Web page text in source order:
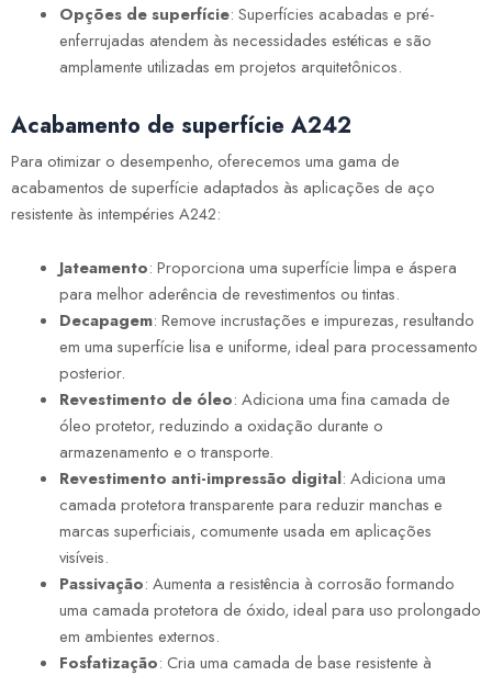
Opções de superfície: Superfícies acabadas e pré-
enferrujadas atendem às necessidades estéticas e são
amplamente utilizadas em projetos arquitetônicos.
Acabamento de superfície A242
Para otimizar o desempenho, oferecemos uma gama de
acabamentos de superfície adaptados às aplicações de aço
resistente às intempéries A242:
Jateamento: Proporciona uma superfície limpa e áspera
para melhor aderência de revestimentos ou tintas.
Decapagem: Remove incrustações e impurezas, resultando
em uma superfície lisa e uniforme, ideal para processamento
posterior.
Revestimento de óleo: Adiciona uma fina camada de
óleo protetor, reduzindo a oxidação durante o
armazenamento e o transporte.
Revestimento anti-impressão digital: Adiciona uma
camada protetora transparente para reduzir manchas e
marcas superficiais, comumente usada em aplicações
visíveis.
Passivação: Aumenta a resistência à corrosão formando
uma camada protetora de óxido, ideal para uso prolongado
em ambientes externos.
Fosfatização: Cria uma camada de base resistente à